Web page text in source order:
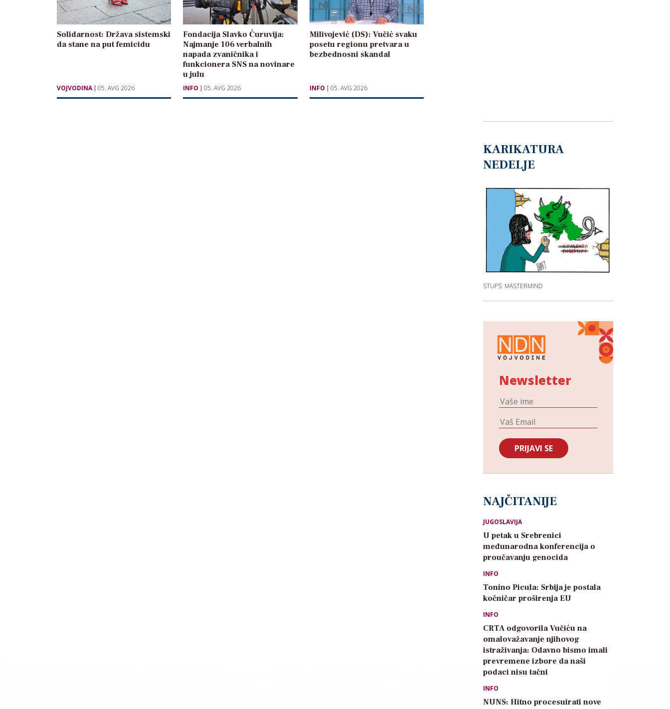
Solidarnost: Država sistemski
da stane na put femicidu
VOJVODINA 05. AVG 2026
Fondacija Slavko Ćuruvija:
Najmanje 106 verbalnih
napada zvaničnika i
funkcionera SNS na novinare
u julu
INFO 05. AVG 2026
Milivojević (DS): Vučić svaku
posetu regionu pretvara u
bezbednosni skandal
INFO 05. AVG 2026
KARIKATURA
NEDELJE
STUPS: MASTERMIND
Newsletter
NAJČITANIJE
JUGOSLAVIJA
U petak u Srebrenici
međunarodna konferencija o
proučavanju genocida
INFO
Tonino Picula: Srbija je postala
kočničar proširenja EU
INFO
CRTA odgovorila Vučiću na
omalovažavanje njihovog
istraživanja: Odavno bismo imali
prevremene izbore da naši
podaci nisu tačni
INFO
NUNS: Hitno procesuirati nove